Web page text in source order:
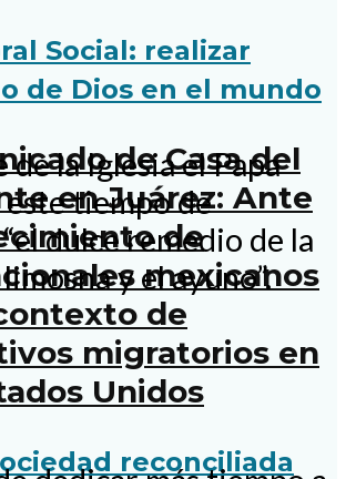
de Casa del
en Juárez: Ante
de
mexicanos
de
migratorios en
Unidos
de la Iglesia el Papa
tiempo de
dulce remedio de la
y el ayuno”.